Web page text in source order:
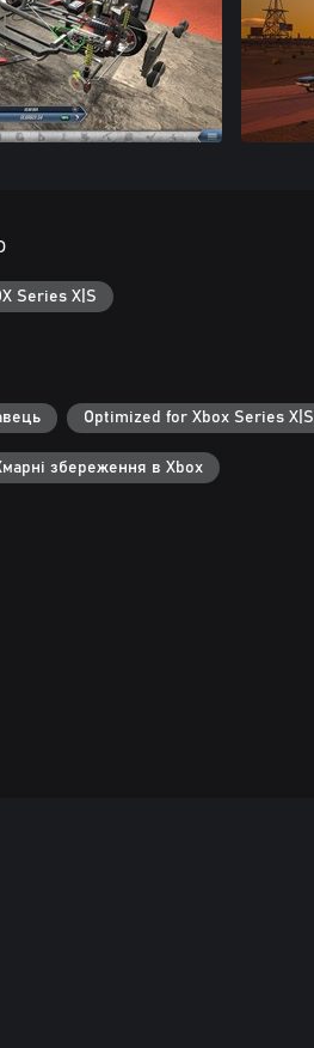
Series X|S
Optimized for Xbox Series X|S
збереження в Xbox